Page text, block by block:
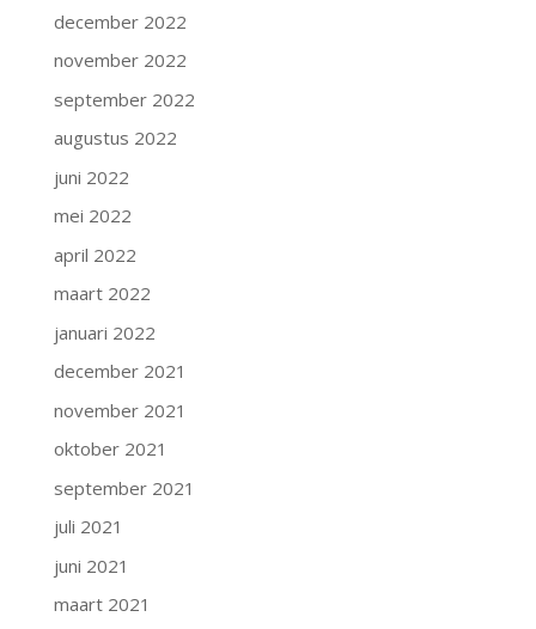
december 2022
november 2022
september 2022
augustus 2022
juni 2022
mei 2022
april 2022
maart 2022
januari 2022
december 2021
november 2021
oktober 2021
september 2021
juli 2021
juni 2021
maart 2021